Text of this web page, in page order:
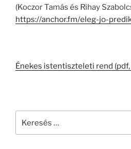
(Koczor Tamás és Rihay
https://anchor.fm/eleg-jo-
Énekes istentiszteleti rend (pdf,